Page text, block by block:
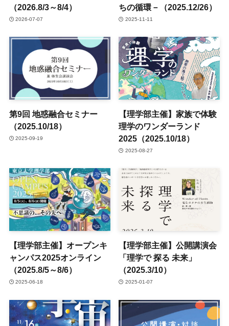
（2026.8/3～8/4）
2026-07-07
ちの循環－（2025.12/26）
2025-11-11
第9回 地惑融合セミナー
（2025.10/18）
2025-09-19
【理学部主催】家族で体験
理学のワンダーランド
2025（2025.10/18）
2025-08-27
【理学部主催】オープンキ
ャンパス2025オンライン
（2025.8/5～8/6）
2025-06-18
【理学部主催】公開講演会
「理学で 探る 未来」
（2025.3/10）
2025-01-07